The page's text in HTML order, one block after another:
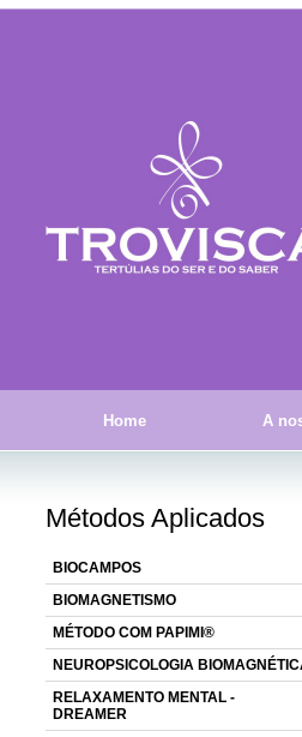
Home A
Métodos Aplicados
BIOCAMPOS
BIOMAGNETISMO
MÉTODO COM PAPIMI®
NEUROPSICOLOGIA
RELAXAMENTO MENTAL -
DREAMER